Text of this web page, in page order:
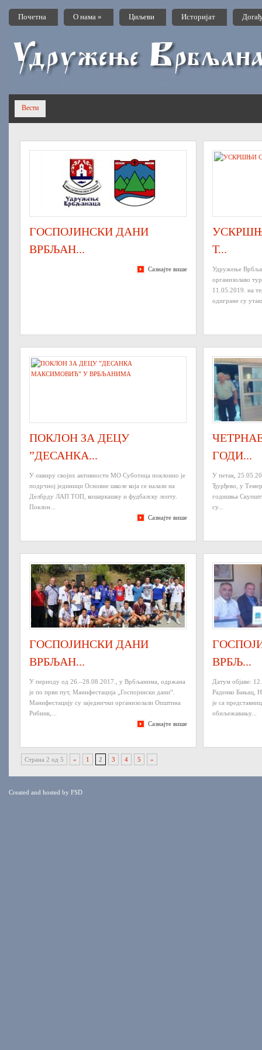
Почетна О нама » Циљеви Историјат
Вести
ГОСПОЈИНСКИ ДАНИ
ВРБЉАН...
Сазнајте више
Т...
Удружење
организолаво
11.05.2019. на
одигране су
ПОКЛОН ЗА ДЕЦУ
”ДЕСАНКА...
У оквиру својих активности МО Суботица поклонио је
подрчној јединици Основне школе која се налази на
Делбрду ЛАП ТОП, кошаркашку и фудбалску лопту.
Поклон...
Сазнајте више
ГОДИ...
У петак,
Ђурђево, у
годишња
су...
ГОСПОЈИНСКИ ДАНИ
ВРБЉАН...
У периоду од 26.–28.08.2017., у Врбљанима, одржана
је по први пут, Манифестација „Госпојински дани“.
Манифестацију су заједнички организолали Општина
Рибник,...
Сазнајте више
ВРБЉ...
Датум објаве:
Раденко Бањац,
је са
обиљежавању...
Страна 2 од 5 « 1 2 3 4 5 »
Created and hosted by FSD